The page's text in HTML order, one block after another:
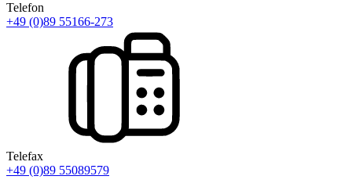
Telefon
+49 (0)89 55166-273
Telefax
+49 (0)89 55089579